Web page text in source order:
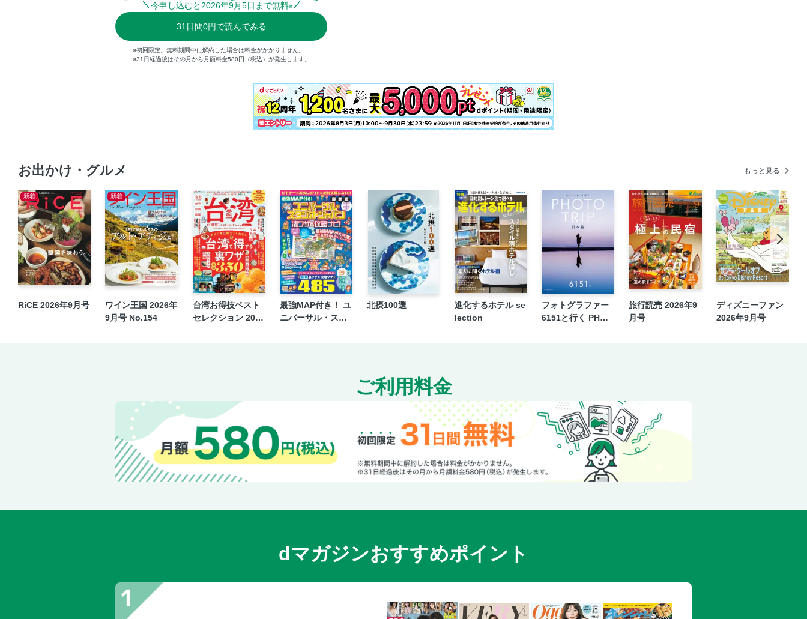
今申し込むと 2026年9月5日まで無料※
31 日間0円で読んでみる
※初回限定。無料期間中に解約した場合は料金がかかりません。
※31日経過後はその月から月額料金580円（税込）が発生します。
お出かけ・グルメ もっと見る
新着
RiCE 2026年9月号
新着
ワイン王国 2026年
9月号 No.154
台湾お得技ベスト
セレクション 2026
最強MAP付き！ ユ
ニバーサル・スタ
北摂100選
進化するホテル se
lection
フォトグラファー
6151と行く PHOT
旅行読売 2026年9
月号
ディズニーファン
2026年9月号
ご利用料金
dマガジンおすすめポイント